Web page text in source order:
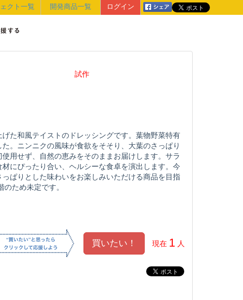
ログイン
開発商品一覧
クト一覧
試作
た和風テイストのドレッシングです。葉物野菜特有
。ニンニクの風味が食欲をそそり、大葉のさっぱり
用せず、自然の恵みをそのままお届けします。サラ
にぴったり合い、ヘルシーな食卓を演出します。今
ぱりとした味わいをお楽しみいただける商品を目指
ため未定です。
現在 1 人